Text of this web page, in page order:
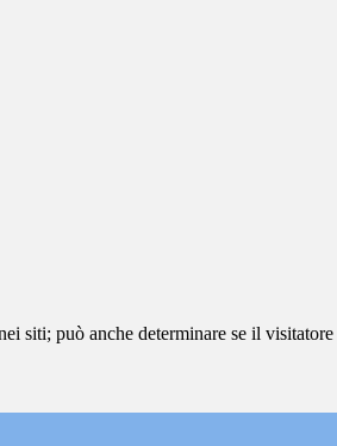
siti; può anche determinare se il